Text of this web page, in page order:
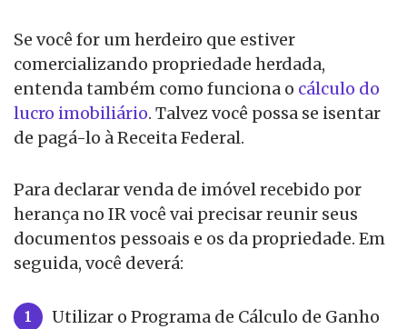
Se você for um herdeiro que estiver
comercializando propriedade herdada,
entenda também como funciona o cálculo do
lucro imobiliário. Talvez você possa se isentar
de pagá-lo à Receita Federal.
Para declarar venda de imóvel recebido por
herança no IR você vai precisar reunir seus
documentos pessoais e os da propriedade. Em
seguida, você deverá:
Utilizar o Programa de Cálculo de Ganho